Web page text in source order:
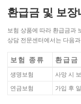
환급금 및 보장
보험 상품에 따라 환급금과
상담 전문센터에서는 다음
보험 종류 환급금
생명보험 사망 시
연금보험
가입 후